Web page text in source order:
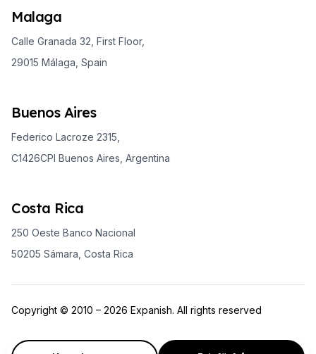
Malaga
Calle Granada 32, First Floor,
29015 Málaga, Spain
Buenos Aires
Federico Lacroze 2315,
C1426CPI Buenos Aires, Argentina
Costa Rica
250 Oeste Banco Nacional
50205 Sámara, Costa Rica
Copyright © 2010 – 2026 Expanish. All rights reserved